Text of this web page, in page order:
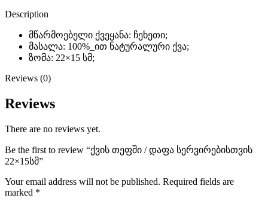
Description
მწარმოებელი ქვეყანა: ჩეხეთი;
მასალა: 100%_ით ნატურალური ქვა;
ზომა: 22×15 სმ;
Reviews (0)
Reviews
There are no reviews yet.
Be the first to review “ქვის თეფში / დაფა სერვირებისთვის
22×15სმ”
Your email address will not be published. Required fields are
marked *